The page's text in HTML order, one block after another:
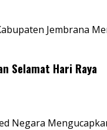
Jembrana
Selamat Hari Raya
Negara